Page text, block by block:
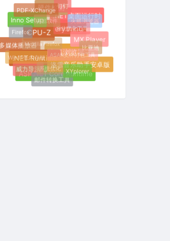
水狐浏览器
Everything
CPU-Z
.NET Runtime
ASP.NET Core Runtime
洛雪音乐助手安卓版
MX Player
.NET桌面运行时
硬件检测
Inno Setup
多媒体播放器
威力导演
邮件转换工具
XYplorer
比亚迪
火狐浏览器
钉钉
PDF-XChange
Firefox
Win11低内存版
系统优化
ASAR文件打包工具
系统优化工具
开源软件
Mozilla Firefox